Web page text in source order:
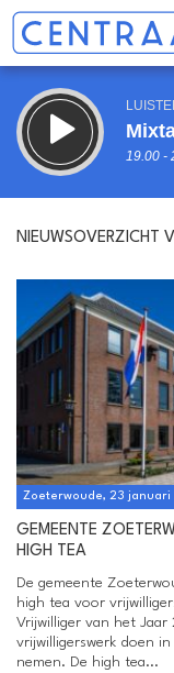
19.00 -
Vorig uur
Inklappen
NIEUWSOVERZICHT
Zoeterwoude, 23
GEMEENTE
HIGH TEA
De gemeente
high tea voor
Vrijwilliger van het
vrijwilligerswerk doen
nemen. De high tea...